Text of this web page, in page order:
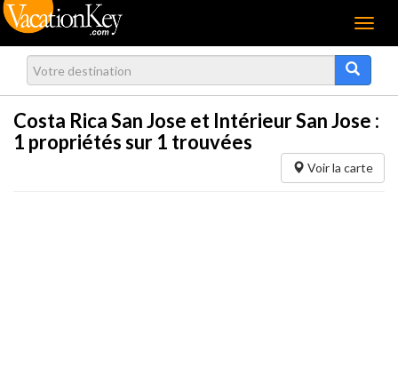
Menu
Costa Rica San Jose et Intérieur San Jose :
1 propriétés sur 1 trouvées
Voir la carte